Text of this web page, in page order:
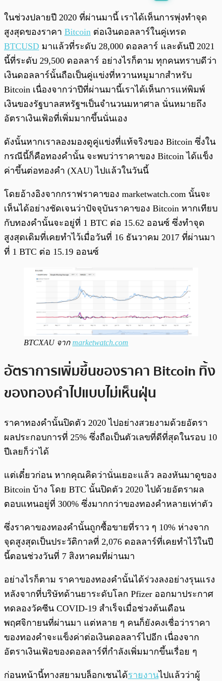
พร้อมเล่น / 0:00
ในช่วงปลายปี 2020 ที่ผ่านมานี้ เราได้เห็นการพุ่งทำจุด
สูงสุดของราคา Bitcoin ต่อเงินดอลลาร์ในคู่เทรด
BTCUSD มาแล้วที่ระดับ 28,000 ดอลลาร์ และต้นปี 2021
นี้ที่ระดับ 29,500 ดอลลาร์ อย่างไรก็ตาม ทุกคนทราบดีว่า
เงินดอลลาร์นั้นถือเป็นคู่แข่งที่หวานหมูมากสำหรับ
Bitcoin เนื่องจากว่าปีที่ผ่านมานี้เราได้เห็นการแห่พิมพ์
เงินของรัฐบาลสหรัฐฯเป็นจำนวนมหาศาล นั่นหมายถึง
อัตราเงินเฟ้อที่เพิ่มมากขึ้นนั่นเอง
ดังนั้นหากเราลองมองดูคู่แข่งที่แท้จริงของ Bitcoin ซึ่งใน
กรณีนี้ก็คือทองคำนั้น จะพบว่าราคาของ Bitcoin ได้แข็ง
ค่าขึ้นต่อทองคำ (XAU) ไปแล้วในวันนี้
โดยอ้างอิงจากกราฟราคาของ marketwatch.com นั้นจะ
เห็นได้อย่างชัดเจนว่าปัจจุบันราคาของ Bitcoin หากเทียบ
กับทองคำนั้นจะอยู่ที่ 1 BTC ต่อ 15.62 ออนซ์ ซึ่งทำจุด
สูงสุดเดิมที่เคยทำไว้เมื่อวันที่ 16 ธันวาคม 2017 ที่ผ่านมา
ที่ 1 BTC ต่อ 15.19 ออนซ์
BTCXAU จาก marketwatch.com
อัตราการเพิ่มขึ้นของราคา Bitcoin ทิ้ง
ของทองคำไปแบบไม่เห็นฝุ่น
ราคาทองคำนั้นปิดตัว 2020 ไปอย่างสวยงามด้วยอัตรา
ผลประกอบการที่ 25% ซึ่งถือเป็นตัวเลขที่ดีที่สุดในรอบ 10
ปีเลยก็ว่าได้
แต่เดี๋ยวก่อน หากคุณคิดว่านั่นเยอะแล้ว ลองหันมาดูของ
Bitcoin บ้าง โดย BTC นั้นปิดตัว 2020 ไปด้วยอัตราผล
ตอบแทนอยู่ที่ 300% ซึ่งมากกว่าของทองคำหลายเท่าตัว
ซึ่งราคาของทองคำนั้นถูกซื้อขายที่ราว ๆ 10% ห่างจาก
จุดสูงสุดเป็นประวัติกาลที่ 2,076 ดอลลาร์ที่เคยทำไว้ในปี
นี้ตอนช่วงวันที่ 7 สิงหาคมที่ผ่านมา
อย่างไรก็ตาม ราคาของทองคำนั้นได้ร่วงลงอย่างรุนแรง
หลังจากที่บริษัทด้านยาระดับโลก Pfizer ออกมาประกาศ
ทดลองวัคซีน COVID-19 สำเร็จเมื่อช่วงต้นเดือน
พฤศจิกายนที่ผ่านมา แต่หลาย ๆ คนก็ยังคงเชื่อว่าราคา
ของทองคำจะแข็งค่าต่อเงินดอลลาร์ไปอีก เนื่องจาก
อัตราเงินเฟ้อของดอลลาร์ที่กำลังเพิ่มมากขึ้นเรื่อย ๆ
ก่อนหน้านี้ทางสยามบล็อกเชนได้รายงานไปแล้วว่าผู้